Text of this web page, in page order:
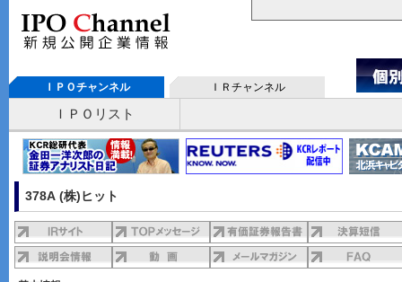
ＩＰＯチャンネル ＩＲチャンネル
ＩＰＯリスト
378A (株)ヒット